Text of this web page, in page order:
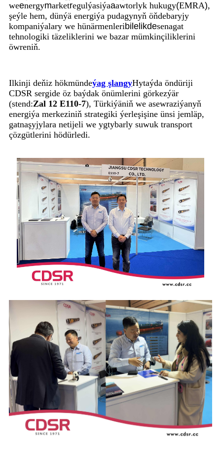
weenergymarketregulýasiýaaawtorlyk hukugy(EMRA),
şeýle hem, dünýä energiýa pudagynyň öňdebaryjy
kompaniýalary we hünärmenleribilelikdesenagat
tehnologiki täzeliklerini we bazar mümkinçiliklerini
öwreniň.
Ilkinji deňiz hökmündeýag şlangyHytaýda öndüriji
CDSR sergide öz baýdak önümlerini görkezýär
(stend:Zal 12 E110-7), Türkiýäniň we asewraziýanyň
energiýa merkeziniň strategiki ýerleşişine ünsi jemläp,
gatnaşyjylara netijeli we ygtybarly suwuk transport
çözgütlerini hödürledi.